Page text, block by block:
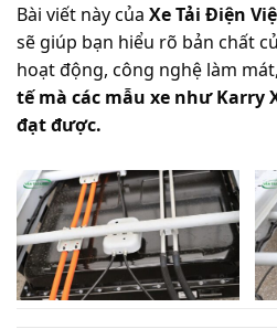
Bài viết này của Xe Tải Điện
sẽ giúp bạn hiểu rõ bản chất
hoạt động, công nghệ làm
tế mà các mẫu xe như Karry
đạt được.